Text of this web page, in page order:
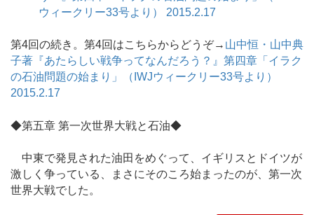
ウィークリー33号より） 2015.2.17
第4回の続き。第4回はこちらからどうぞ→ 山中恒・山中典
子著『あたらしい戦争ってなんだろう？』第四章「イラク
の石油問題の始まり」（IWJウィークリー33号より）
2015.2.17
◆第五章 第一次世界大戦と石油◆
中東で発見された油田をめぐって、イギリスとドイツが
激しく争っている、まさにそのころ始まったのが、第一次
世界大戦でした。